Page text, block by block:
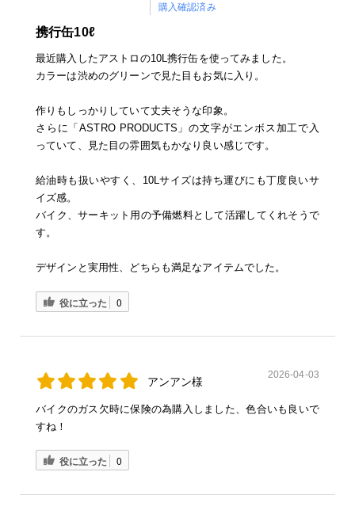
購入確認済み
携行缶10ℓ
最近購入したアストロの10L携行缶を使ってみました。
カラーは渋めのグリーンで見た目もお気に入り。
作りもしっかりしていて丈夫そうな印象。
さらに「ASTRO PRODUCTS」の文字がエンボス加工で入
っていて、見た目の雰囲気もかなり良い感じです。
給油時も扱いやすく、10Lサイズは持ち運びにも丁度良いサ
イズ感。
バイク、サーキット用の予備燃料として活躍してくれそうで
す。
デザインと実用性、どちらも満足なアイテムでした。
役に立った 0
アンアン様
2026-04-03
バイクのガス欠時に保険の為購入しました、色合いも良いで
すね！
役に立った 0